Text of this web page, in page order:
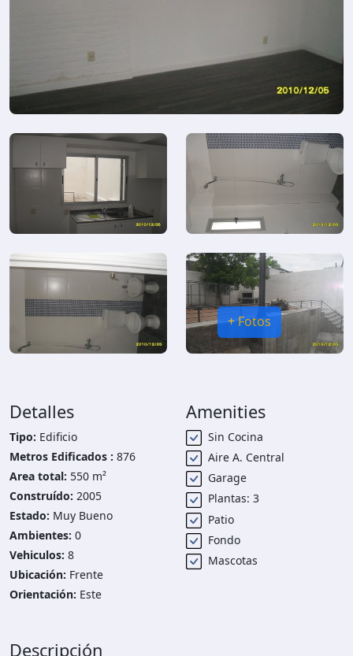
+ Fotos
Detalles
Tipo: Edificio
Metros Edificados : 876
Area total: 550 m²
Construído: 2005
Estado: Muy Bueno
Ambientes: 0
Vehiculos: 8
Ubicación: Frente
Orientación: Este
Amenities
Sin Cocina
Aire A. Central
Garage
Plantas: 3
Patio
Fondo
Mascotas
Descripción